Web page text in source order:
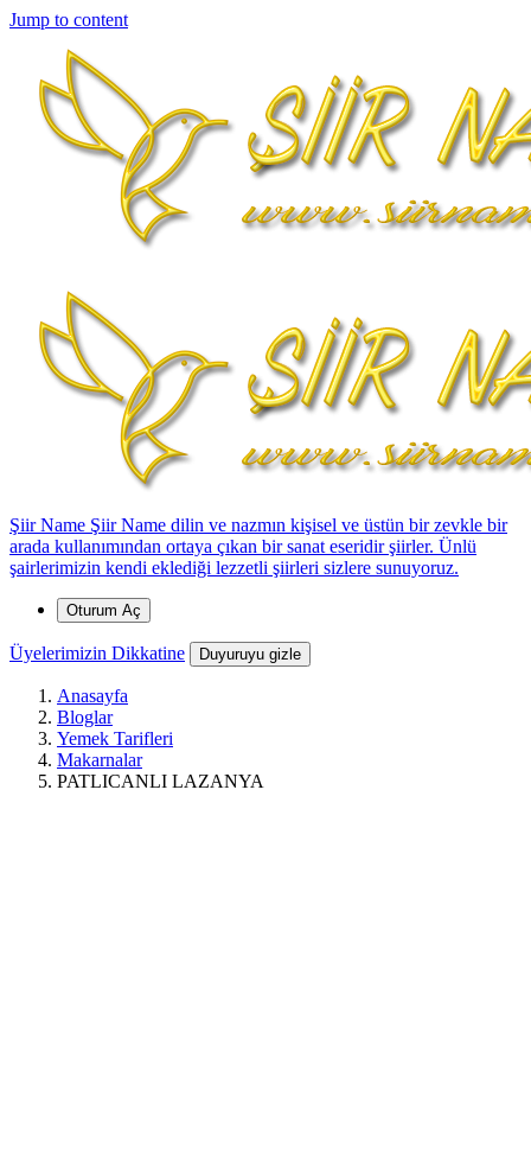
Jump to content
Şiir Name Şiir Name dilin ve nazmın kişisel ve üstün bir zevkle bir
arada kullanımından ortaya çıkan bir sanat eseridir şiirler. Ünlü
şairlerimizin kendi eklediği lezzetli şiirleri sizlere sunuyoruz.
Oturum Aç
Üyelerimizin Dikkatine Duyuruyu gizle
Anasayfa
Bloglar
Yemek Tarifleri
Makarnalar
PATLICANLI LAZANYA